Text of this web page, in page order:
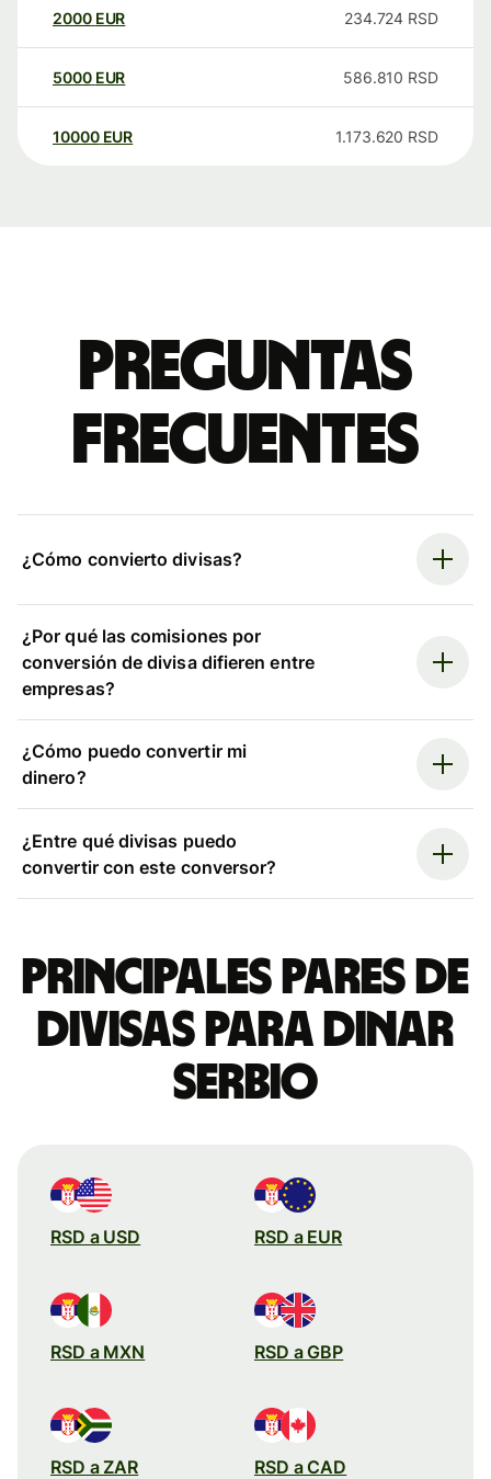
2000 EUR 234.724 RSD
5000 EUR 586.810 RSD
10000 EUR 1.173.620 RSD
Preguntas
frecuentes
¿Cómo convierto divisas?
¿Por qué las comisiones por
conversión de divisa difieren entre
empresas?
¿Cómo puedo convertir mi
dinero?
¿Entre qué divisas puedo
convertir con este conversor?
Principales pares de
divisas para dinar
serbio
RSD a USD RSD a EUR
RSD a MXN RSD a GBP
RSD a ZAR RSD a CAD